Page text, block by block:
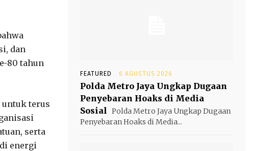
dan
80 tahun
untuk terus
serta
energi
FEATURED 6 AGUSTUS 2026
Polda Metro Jaya Ungkap Dugaan
Penyebaran Hoaks di Media
Sosial Polda Metro Jaya Ungkap Dugaan
Penyebaran Hoaks di Media...